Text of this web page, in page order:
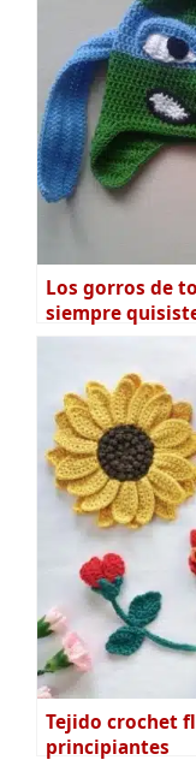
Los gorros de
siempre
Tejido crochet
principiantes